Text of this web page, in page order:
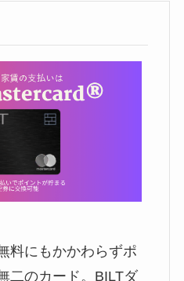
料にもかかわらずポ
二のカード。BILTダ